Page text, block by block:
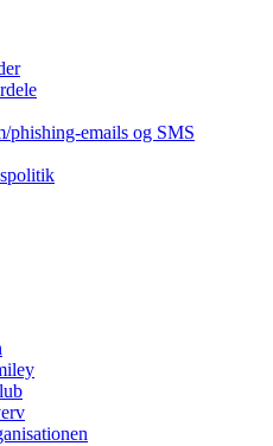
phishing-emails og SMS